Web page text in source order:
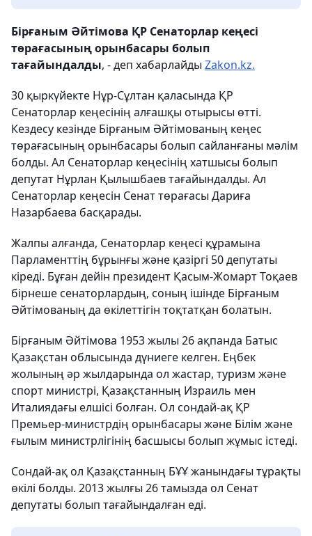
Бірғаным Әйтімова ҚР Сенаторлар кеңесі
төрағасының орынбасары болып
тағайындалды, - деп хабарлайды Zakon.kz.
30 қыркүйекте Нұр-Cұлтан қаласында ҚР
Сенаторлар кеңесінің алғашқы отырысы өтті.
Кездесу кезінде Бірғаным Әйтімованың кеңес
төрағасының орынбасары болып сайланғаны мәлім
болды. Ал Сенаторлар кеңесінің хатшысы болып
депутат Нұрлан Қылышбаев тағайындалды. Ал
Сенаторлар кеңесін Сенат төрағасы Дариға
Назарбаева басқарады.
Жалпы алғанда, Сенаторлар кеңесі құрамына
Парламенттің бұрынғы және қазіргі 50 депутаты
кіреді. Бұған дейін президент Қасым-Жомарт Тоқаев
бірнеше сенаторлардың, соның ішінде Бірғаным
Әйтімованың да өкілеттігін тоқтатқан болатын.
Бірғаным Әйтімова 1953 жылы 26 ақпанда Батыс
Қазақстан облысында дүниеге келген. Еңбек
жолының әр жылдарында ол жастар, туризм және
спорт министрі, Қазақстанның Израиль мен
Италиядағы елшісі болған. Ол сондай-ақ ҚР
Премьер-министрдің орынбасары және Білім және
ғылым министрлігінің басшысы болып жұмыс істеді.
Сондай-ақ ол Қазақстанның БҰҰ жанындағы тұрақты
өкілі болды. 2013 жылғы 26 тамызда ол Сенат
депутаты болып тағайындалған еді.